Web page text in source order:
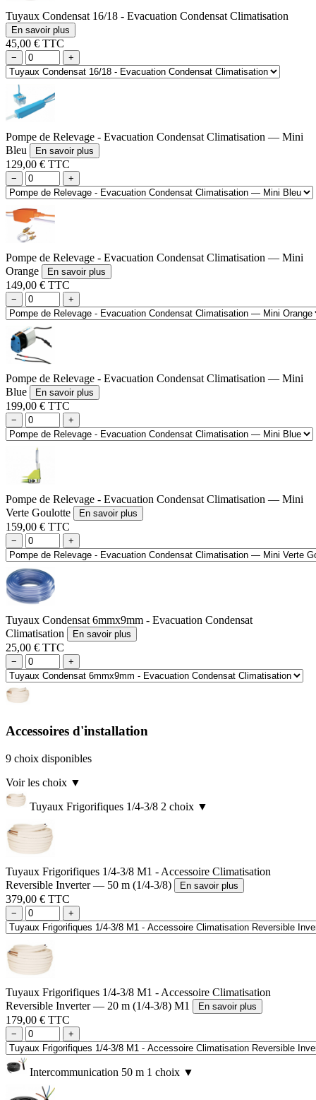
Tuyaux Condensat 16/18 - Evacuation Condensat Climatisation
En savoir plus
45,00 € TTC
− +
Pompe de Relevage - Evacuation Condensat Climatisation — Mini
Bleu
En savoir plus
129,00 € TTC
− +
Pompe de Relevage - Evacuation Condensat Climatisation — Mini
Orange
En savoir plus
149,00 € TTC
− +
Pompe de Relevage - Evacuation Condensat Climatisation — Mini
Blue
En savoir plus
199,00 € TTC
− +
Pompe de Relevage - Evacuation Condensat Climatisation — Mini
Verte Goulotte
En savoir plus
159,00 € TTC
− +
Tuyaux Condensat 6mmx9mm - Evacuation Condensat
Climatisation
En savoir plus
25,00 € TTC
− +
Accessoires d'installation
9 choix disponibles
Voir les choix ▼
Tuyaux Frigorifiques 1/4-3/8 2 choix ▼
Tuyaux Frigorifiques 1/4-3/8 M1 - Accessoire Climatisation
Reversible Inverter — 50 m (1/4-3/8)
En savoir plus
379,00 € TTC
− +
Tuyaux Frigorifiques 1/4-3/8 M1 - Accessoire Climatisation
Reversible Inverter — 20 m (1/4-3/8) M1
En savoir plus
179,00 € TTC
− +
Intercommunication 50 m 1 choix ▼